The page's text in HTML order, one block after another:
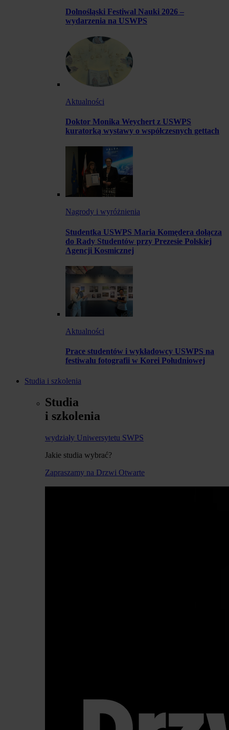
Dolnośląski Festiwal Nauki 2026 –
wydarzenia na USWPS
Aktualności
Doktor Monika Weychert z USWPS
kuratorką wystawy o współczesnych gettach
Nagrody i wyróżnienia
Studentka USWPS Maria Komędera dołącza
do Rady Studentów przy Prezesie Polskiej
Agencji Kosmicznej
Aktualności
Prace studentów i wykładowcy USWPS na
festiwalu fotografii w Korei Południowej
Studia i szkolenia
Studia
i szkolenia
wydziały Uniwersytetu SWPS
Jakie studia wybrać?
Zapraszamy na Drzwi Otwarte